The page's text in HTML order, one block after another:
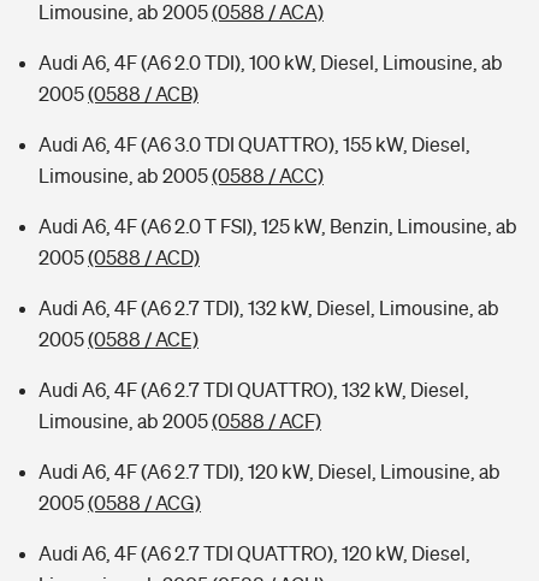
Limousine, ab 2005(0588 / ACA)
Audi A6, 4F (A6 2.0 TDI), 100 kW, Diesel, Limousine, ab
2005(0588 / ACB)
Audi A6, 4F (A6 3.0 TDI QUATTRO), 155 kW, Diesel,
Limousine, ab 2005(0588 / ACC)
Audi A6, 4F (A6 2.0 T FSI), 125 kW, Benzin, Limousine, ab
2005(0588 / ACD)
Audi A6, 4F (A6 2.7 TDI), 132 kW, Diesel, Limousine, ab
2005(0588 / ACE)
Audi A6, 4F (A6 2.7 TDI QUATTRO), 132 kW, Diesel,
Limousine, ab 2005(0588 / ACF)
Audi A6, 4F (A6 2.7 TDI), 120 kW, Diesel, Limousine, ab
2005(0588 / ACG)
Audi A6, 4F (A6 2.7 TDI QUATTRO), 120 kW, Diesel,